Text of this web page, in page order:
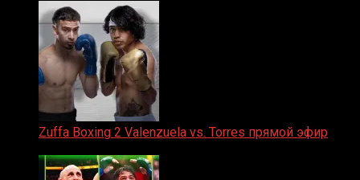
Zuffa Boxing 2 Valenzuela vs. Torres прямой эфир